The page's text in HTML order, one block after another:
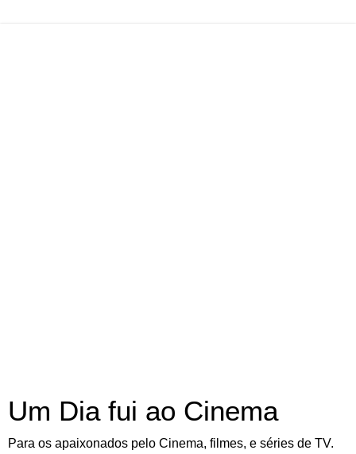
Um Dia fui ao Cinema
Para os apaixonados pelo Cinema, filmes, e séries de TV.